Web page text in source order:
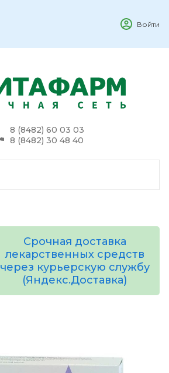
Войти
8 (8482) 60 03 03
8 (8482) 30 48 40
Срочная доставка
лекарственных средств
через курьерскую службу
(Яндекс.Доставка)